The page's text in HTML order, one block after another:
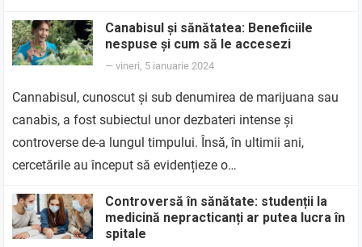
Canabisul și sănătatea: Beneficiile
nespuse și cum să le accesezi
—vineri, 5 ianuarie 2024
Cannabisul, cunoscut și sub denumirea de marijuana sau
canabis, a fost subiectul unor dezbateri intense și
controverse de-a lungul timpului. Însă, în ultimii ani,
cercetările au început să evidențieze o…
Controversă în sănătate: studenții la
medicină nepracticanți ar putea lucra în
spitale